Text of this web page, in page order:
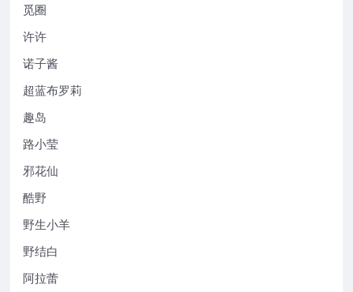
觅圈
许许
诺子酱
超蓝布罗莉
趣岛
路小莹
邪花仙
酷野
野生小羊
野结白
阿拉蕾